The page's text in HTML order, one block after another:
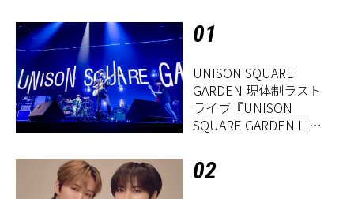
01
UNISON SQUARE
GARDEN 現体制ラスト
ライヴ『UNISON
SQUARE GARDEN LIVE
Period」』レポート
02